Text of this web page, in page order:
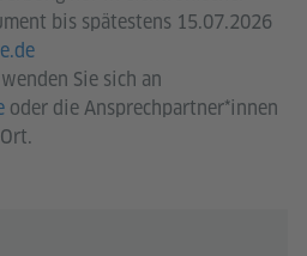
bis spätestens 15.07.2026
Sie sich an
oder die Ansprechpartner*innen